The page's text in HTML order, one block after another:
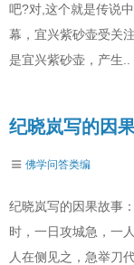
吧?对,这个就是传说
幕，宜兴紫砂壶受关
是宜兴紫砂壶，产生..
纪晓岚写的因
佛学问答类编
纪晓岚写的因果故事
时，一日攻城急，一
人在侧见之，急举刀